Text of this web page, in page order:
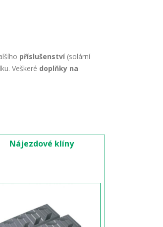
příslušenství(solární
Veškeré doplňky na
Nájezdové klíny